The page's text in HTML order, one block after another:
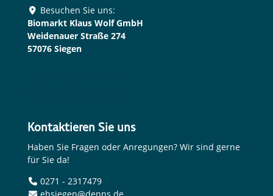
Besuchen Sie uns:
Biomarkt Klaus Wolf GmbH
Weidenauer Straße 274
57076 Siegen
Kontaktieren Sie uns
Haben Sie Fragen oder Anregungen? Wir sind gerne
für Sie da!
0271 - 2317479